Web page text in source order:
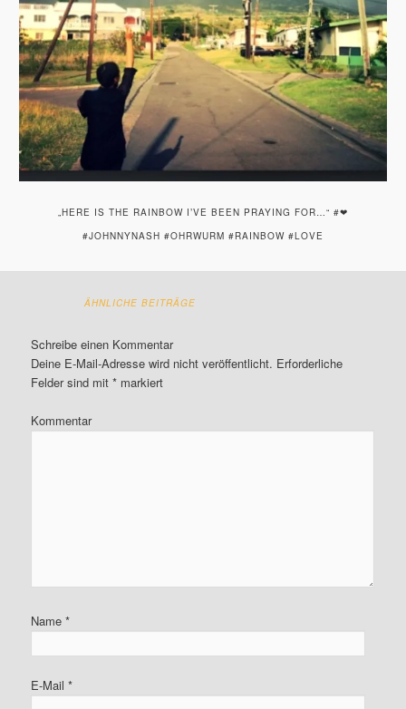
„HERE IS THE RAINBOW I’VE BEEN PRAYING FOR…“ #❤
#JOHNNYNASH #OHRWURM #RAINBOW #LOVE
ÄHNLICHE BEITRÄGE
Schreibe einen Kommentar
Deine E-Mail-Adresse wird nicht veröffentlicht. Erforderliche
Felder sind mit* markiert
Kommentar
Name*
E-Mail*